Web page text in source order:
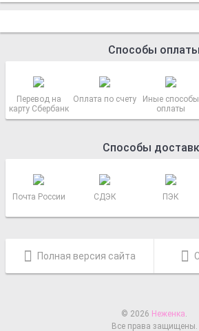
Способы оплаты
Перевод на
карту Сбербанк
Оплата по счету
Иные способы
оплаты
Способы
Почта России СДЭК ПЭК
Полная версия сайта
© 2026 Неженка.
Все права защищены.